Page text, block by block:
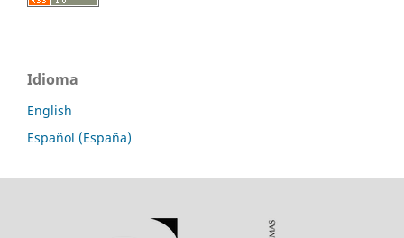
Idioma
English
Español (España)